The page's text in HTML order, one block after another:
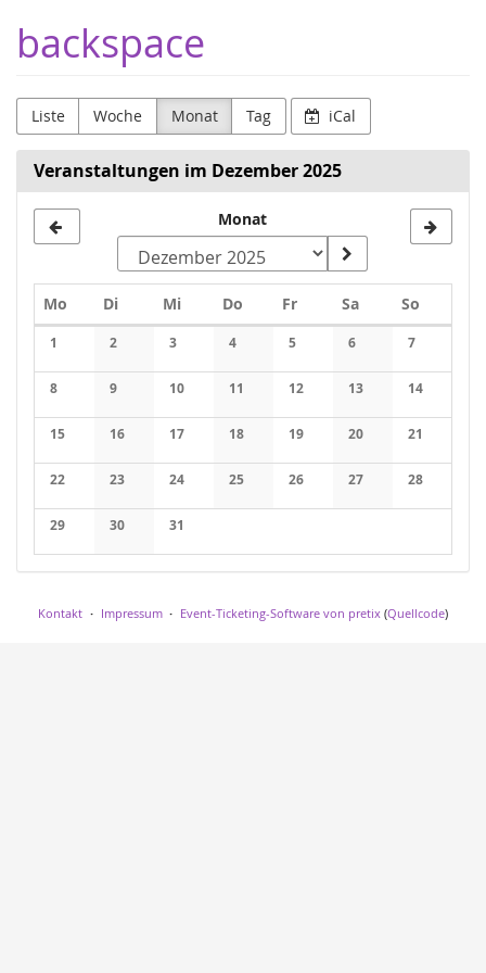
Haupt-
Inhalt
backspace
Liste Woche Monat Tag iCal
Veranstaltungen im Dezember 2025
zur
Anzeige
auswählen
Monat
Kalender
Mo Montag
DiDienstag
MiMittwoch
Do Donnerstag
FrFreitagSaSamstag
So
1 2 3 4 5 6 7
8 9 10 11 12 13 14
15 16 17 18 19 20 21
22 23 24 25 26 27 28
29 30 31
Kontakt Impressum Event-Ticketing-Software von pretix (Quellcode)